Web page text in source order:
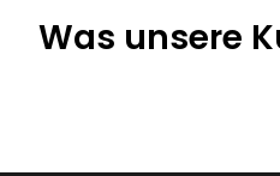
Was unsere